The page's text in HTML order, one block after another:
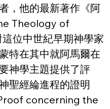
，他的最新著作《阿
Theology of
位中世紀早期神學家
特在其中就阿馬爾在
神學主題提供了評
聖經綸進程的證明
concerning the